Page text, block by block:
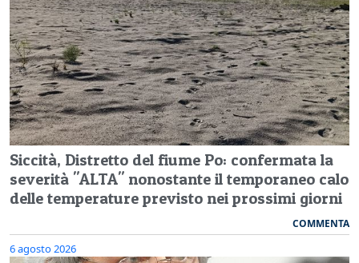
Siccità, Distretto del fiume Po: confermata la
severità "ALTA" nonostante il temporaneo calo
delle temperature previsto nei prossimi giorni
COMMENTA
6 agosto 2026